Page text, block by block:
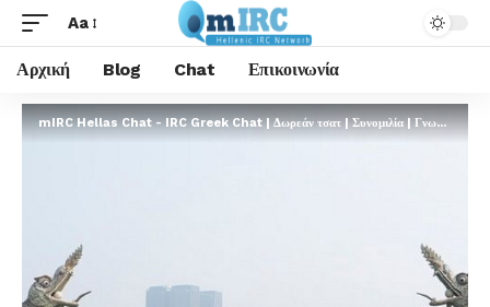
Aa
Αρχική Blog Chat Επικοινωνία
mIRC Hellas Chat - IRC Greek Chat | Δωρεάν τσατ | Συνομιλία | Γνωριμίες | FREE